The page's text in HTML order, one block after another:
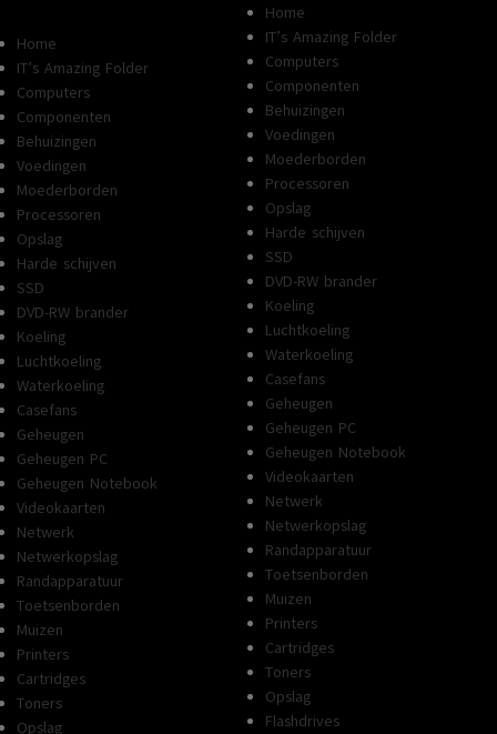
Home
IT’s Amazing Folder
Computers
Componenten
Behuizingen
Voedingen
Moederborden
Processoren
Opslag
Harde schijven
SSD
DVD-RW brander
Koeling
Luchtkoeling
Waterkoeling
Casefans
Geheugen
Geheugen PC
Geheugen Notebook
Videokaarten
Netwerk
Netwerkopslag
Randapparatuur
Toetsenborden
Muizen
Printers
Cartridges
Toners
Opslag
Home
IT’s Amazing Folder
Computers
Componenten
Behuizingen
Voedingen
Moederborden
Processoren
Opslag
Harde schijven
SSD
DVD-RW brander
Koeling
Luchtkoeling
Waterkoeling
Casefans
Geheugen
Geheugen PC
Geheugen Notebook
Videokaarten
Netwerk
Netwerkopslag
Randapparatuur
Toetsenborden
Muizen
Printers
Cartridges
Toners
Opslag
Flashdrives